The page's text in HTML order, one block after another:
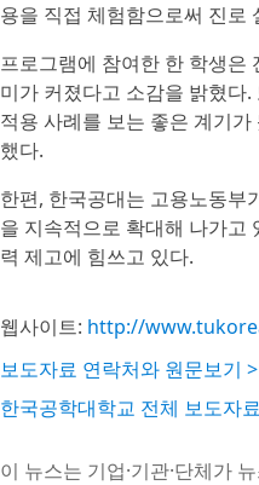
용을 직접 체험함으로써 진로
프로그램에 참여한 한 학생은
미가 커졌다고 소감을 밝혔다
적용 사례를 보는 좋은 계기
했다.
한편, 한국공대는 고용노동부
을 지속적으로 확대해 나가고
력 제고에 힘쓰고 있다.
웹사이트: http://
보도자료 연락처와 원문보기 >
한국공학대학교 전체 보도자
이 뉴스는 기업·기관·단체가